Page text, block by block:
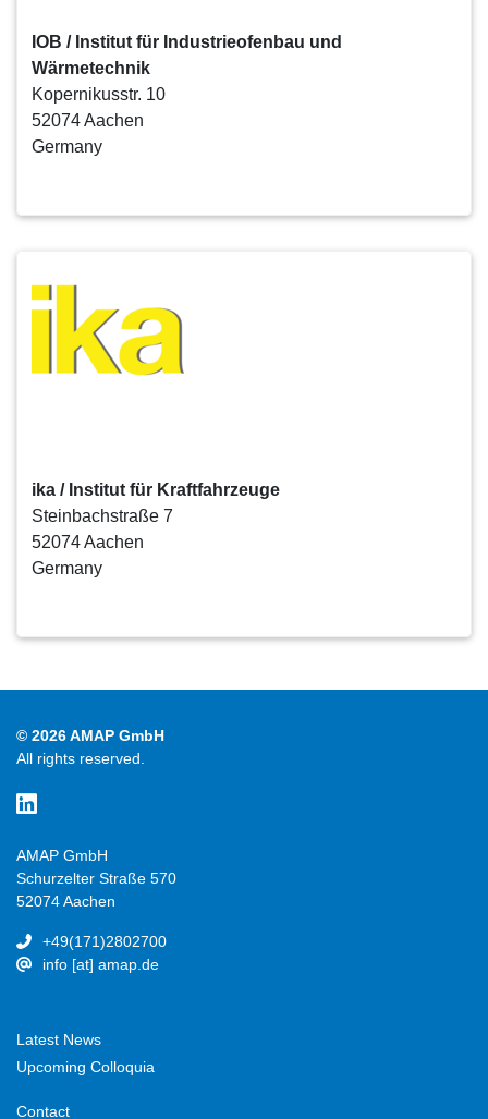
IOB / Institut für Industrieofenbau und
Wärmetechnik
Kopernikusstr. 10
52074 Aachen
Germany
ika / Institut für Kraftfahrzeuge
Steinbachstraße 7
52074 Aachen
Germany
© 2026 AMAP GmbH
All rights reserved.
AMAP GmbH
Schurzelter Straße 570
52074 Aachen
+49(171)2802700
info [at] amap.de
Latest News
Upcoming Colloquia
Contact